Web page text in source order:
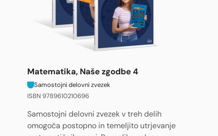
Matematika, Naše zgodbe 4
Samostojni delovni zvezek
ISBN 9789610210696
Samostojni delovni zvezek v treh delih
omogoča postopno in temeljito utrjevanje